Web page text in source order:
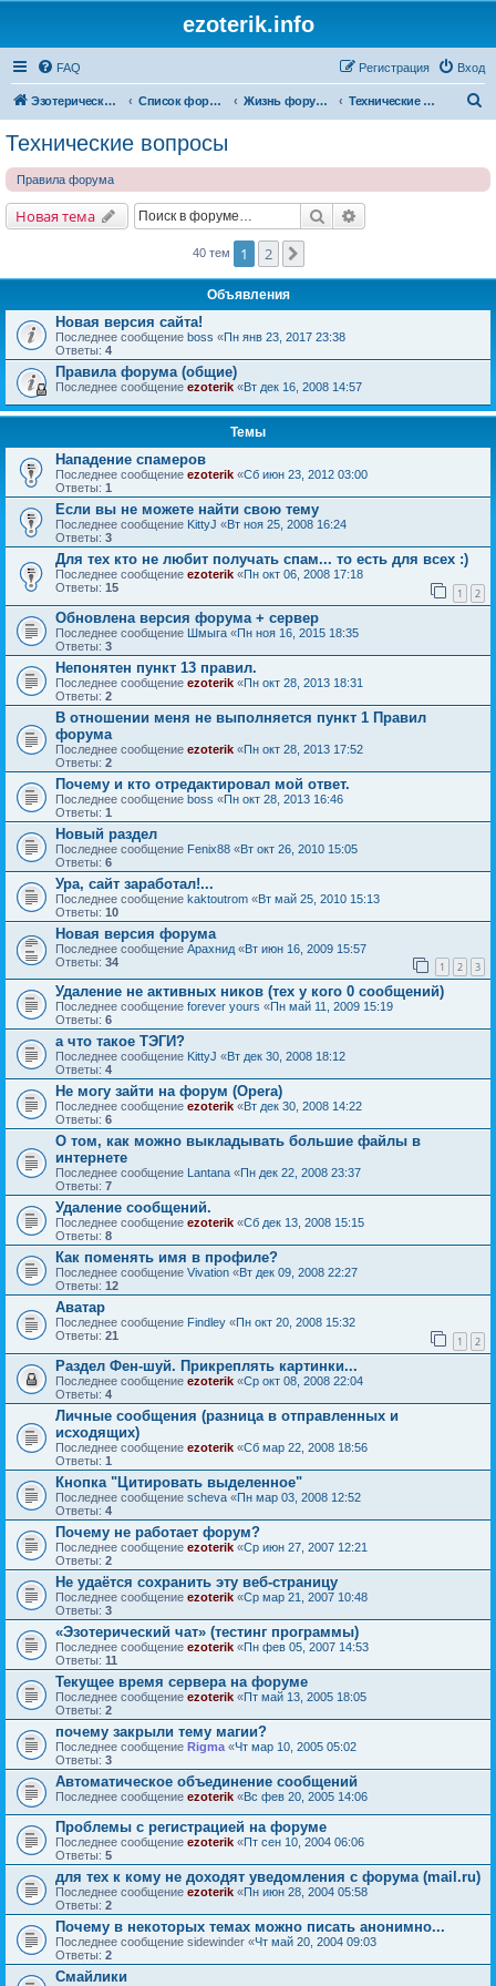
ezoterik.info
FAQ Вход
Регистрация
Эзотерический сайт Список форумов Жизнь форума и сайта Технические вопросы
Технические вопросы
Правила форума
Новая тема Поиск
40 тем 1 2
Объявления
Новая версия сайта!
Последнее сообщение boss «Пн янв 23, 2017 23:38
Ответы: 4
Правила форума (общие)
Последнее сообщение ezoterik «Вт дек 16, 2008 14:57
Темы
Нападение спамеров
Последнее сообщение ezoterik «Сб июн 23, 2012 03:00
Ответы: 1
Если вы не можете найти свою тему
Последнее сообщение KittyJ «Вт ноя 25, 2008 16:24
Ответы: 3
Для тех кто не любит получать спам... то есть для всех :)
Последнее сообщение ezoterik «Пн окт 06, 2008 17:18
Ответы: 15 1 2
Обновлена версия форума + сервер
Последнее сообщение Шмыга «Пн ноя 16, 2015 18:35
Ответы: 3
Непонятен пункт 13 правил.
Последнее сообщение ezoterik «Пн окт 28, 2013 18:31
Ответы: 2
В отношении меня не выполняется пункт 1 Правил
форума
Последнее сообщение ezoterik «Пн окт 28, 2013 17:52
Ответы: 2
Почему и кто отредактировал мой ответ.
Последнее сообщение boss «Пн окт 28, 2013 16:46
Ответы: 1
Новый раздел
Последнее сообщение Fenix88 «Вт окт 26, 2010 15:05
Ответы: 6
Ура, сайт заработал!...
Последнее сообщение kaktoutrom «Вт май 25, 2010 15:13
Ответы: 10
Новая версия форума
Последнее сообщение Арахнид «Вт июн 16, 2009 15:57
Ответы: 34 1 2 3
Удаление не активных ников (тех у кого 0 сообщений)
Последнее сообщение forever yours «Пн май 11, 2009 15:19
Ответы: 6
а что такое ТЭГИ?
Последнее сообщение KittyJ «Вт дек 30, 2008 18:12
Ответы: 4
Не могу зайти на форум (Opera)
Последнее сообщение ezoterik «Вт дек 30, 2008 14:22
Ответы: 6
О том, как можно выкладывать большие файлы в
интернете
Последнее сообщение Lantana «Пн дек 22, 2008 23:37
Ответы: 7
Удаление сообщений.
Последнее сообщение ezoterik «Сб дек 13, 2008 15:15
Ответы: 8
Как поменять имя в профиле?
Последнее сообщение Vivation «Вт дек 09, 2008 22:27
Ответы: 12
Аватар
Последнее сообщение Findley «Пн окт 20, 2008 15:32
Ответы: 21 1 2
Раздел Фен-шуй. Прикреплять картинки...
Последнее сообщение ezoterik «Ср окт 08, 2008 22:04
Ответы: 4
Личные сообщения (разница в отправленных и
исходящих)
Последнее сообщение ezoterik «Сб мар 22, 2008 18:56
Ответы: 1
Кнопка "Цитировать выделенное"
Последнее сообщение sсheva «Пн мар 03, 2008 12:52
Ответы: 4
Почему не работает форум?
Последнее сообщение ezoterik «Ср июн 27, 2007 12:21
Ответы: 2
Не удаётся сохранить эту веб-страницу
Последнее сообщение ezoterik «Ср мар 21, 2007 10:48
Ответы: 3
«Эзотерический чат» (тестинг программы)
Последнее сообщение ezoterik «Пн фев 05, 2007 14:53
Ответы: 11
Текущее время сервера на форуме
Последнее сообщение ezoterik «Пт май 13, 2005 18:05
Ответы: 2
почему закрыли тему магии?
Последнее сообщение Rigma «Чт мар 10, 2005 05:02
Ответы: 3
Автоматическое объединение сообщений
Последнее сообщение ezoterik «Вс фев 20, 2005 14:06
Проблемы с регистрацией на форуме
Последнее сообщение ezoterik «Пт сен 10, 2004 06:06
Ответы: 5
для тех к кому не доходят уведомления с форума (mail.ru)
Последнее сообщение ezoterik «Пн июн 28, 2004 05:58
Ответы: 2
Почему в некоторых темах можно писать анонимно...
Последнее сообщение sidewinder «Чт май 20, 2004 09:03
Ответы: 2
Смайлики